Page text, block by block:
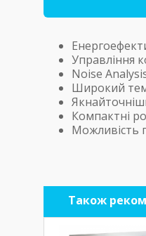
Управління
Noise
Широкий
Компактні
Можливість
Також